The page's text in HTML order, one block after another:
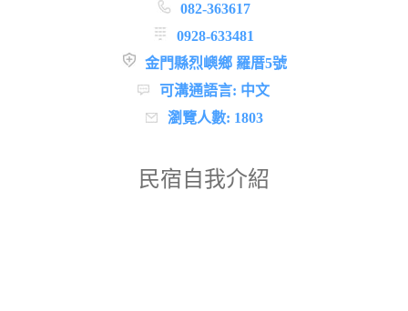
082-363617
0928-633481
金門縣烈嶼鄉 羅厝5號
可溝通語言: 中文
瀏覽人數: 1803
民宿自我介紹